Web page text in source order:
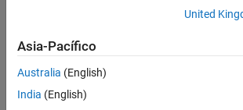
United
Asia-Pacífico
Australia (English)
India (English)